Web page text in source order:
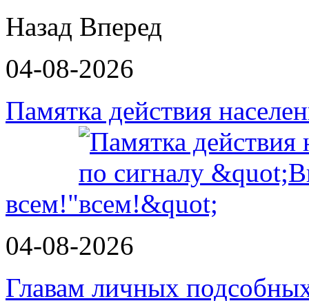
Назад Вперед
04-08-2026
Памятка действия
всем!"
04-08-2026
Главам личных